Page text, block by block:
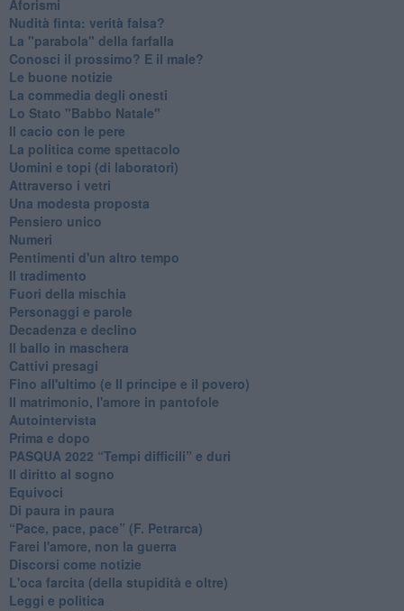
Aforismi
Nudità finta: verità falsa?
La "parabola" della farfalla
Conosci il prossimo? E il male?
Le buone notizie
La commedia degli onesti
Lo Stato "Babbo Natale"
Il cacio con le pere
La politica come spettacolo
Uomini e topi (di laboratori)
Attraverso i vetri
Una modesta proposta
Pensiero unico
Numeri
Pentimenti d'un altro tempo
Il tradimento
Fuori della mischia
Personaggi e parole
Decadenza e declino
Il ballo in maschera
Cattivi presagi
Fino all'ultimo (e Il principe e il povero)
Il matrimonio, l'amore in pantofole
Autointervista
Prima e dopo
​PASQUA 2022 “Tempi difficili” e duri
Il diritto al sogno
Equivoci
Di paura in paura
​“Pace, pace, pace” (F. Petrarca)
Farei l'amore, non la guerra
Discorsi come notizie
L'oca farcita (della stupidità e oltre)
Leggi e politica